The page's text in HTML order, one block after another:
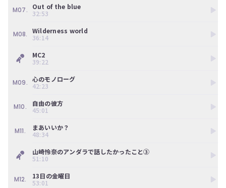
M07.
Out of the blue
32:53
M08.
Wilderness world
36:14
MC2
39:22
M09. 心のモノローグ
42:23
M10.
自由の彼方
45:01
M11.
まあいいか？
48:34
山崎怜奈のアンダラで話したかったこと③
51:10
M12.
13日の金曜日
53:01